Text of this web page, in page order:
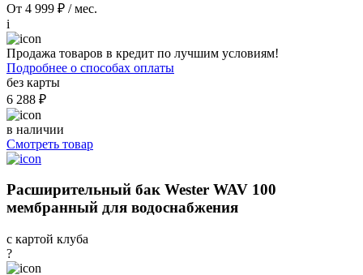
От 4 999 ₽ / мес.
i
Продажа товаров в кредит по лучшим условиям!
Подробнее о способах оплаты
без карты
6 288 ₽
в наличии
Смотреть товар
Расширительный бак Wester WAV 100
мембранный для водоснабжения
с картой клуба
?